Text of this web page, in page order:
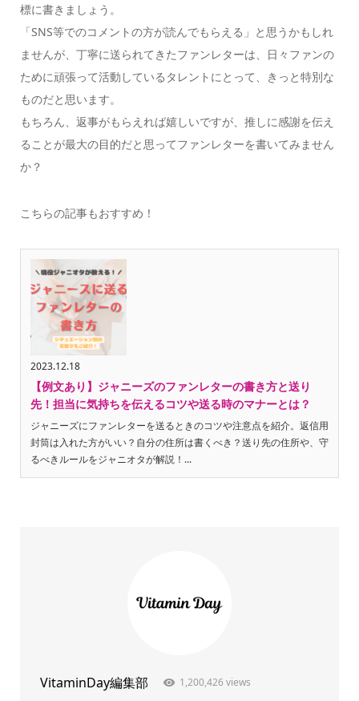
標に書きましょう。
「SNS等でのコメントの方が読んでもらえる」と思うかもしれ
ませんが、丁寧に送られてきたファンレターは、日々ファンの
ために頑張って活動しているタレントにとって、きっと特別な
ものだと思います。
もちろん、返事がもらえれば嬉しいですが、推しに感謝を伝え
ることが最大の目的だと思ってファンレターを書いてみません
か？
こちらの記事もおすすめ！
2023.12.18
【例文あり】ジャニーズのファンレターの書き方と送り
先！担当に気持ちを伝えるコツや送る時のマナーとは？
ジャニーズにファンレターを送るときのコツや注意点を紹介。返信用
封筒は入れた方がいい？自分の住所は書くべき？送り先の住所や、守
るべきルールをジャニオタが解説！...
VitaminDay編集部 1,200,426 views